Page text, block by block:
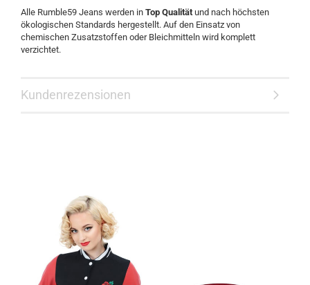
Alle Rumble59 Jeans werden in Top Qualitätund nach höchsten
ökologischen Standards hergestellt. Auf den Einsatz von
chemischen Zusatzstoffen oder Bleichmitteln wird komplett
verzichtet.
Kundenrezensionen